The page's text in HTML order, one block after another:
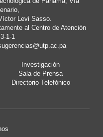
Levi Sasso.
al Centro de Atención
1-1
Investigación
Sala de Prensa
Directorio Telefónico